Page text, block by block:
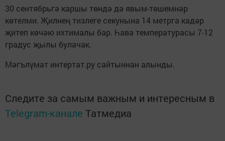
30 сентябрьгә каршы төндә дә явым-төшемнәр
көтелми. Җилнең тизлеге секунына 14 метрга кадәр
җитеп көчәю ихтималы бар. Һава температурасы 7-12
градус җылы булачак.
Мәгълүмат интертат.ру сайтыннан алынды.
Следите за самым важным и интересным в
Telegram-канале Татмедиа